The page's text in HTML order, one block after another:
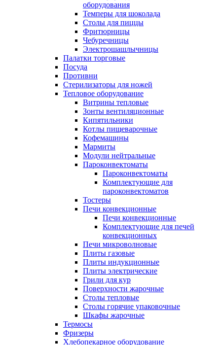
оборудования
Темперы для шоколада
Столы для пиццы
Фритюрницы
Чебуречницы
Электрошашлычницы
Палатки торговые
Посуда
Противни
Стерилизаторы для ножей
Тепловое оборудование
Витрины тепловые
Зонты вентиляционные
Кипятильники
Котлы пищеварочные
Кофемашины
Мармиты
Модули нейтральные
Пароконвектоматы
Пароконвектоматы
Комплектующие для
пароконвектоматов
Тостеры
Печи конвекционные
Печи конвекционные
Комплектующие для печей
конвекционных
Печи микроволновые
Плиты газовые
Плиты индукционные
Плиты электрические
Грили для кур
Поверхности жарочные
Столы тепловые
Столы горячие упаковочные
Шкафы жарочные
Термосы
Фризеры
Хлебопекарное оборудование